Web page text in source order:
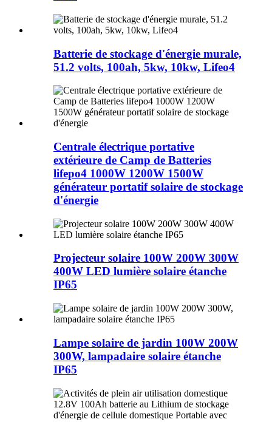
Batterie de stockage d'énergie murale,
51.2 volts, 100ah, 5kw, 10kw, Lifeo4
Centrale électrique portative
extérieure de Camp de Batteries
lifepo4 1000W 1200W 1500W
générateur portatif solaire de stockage
d'énergie
Projecteur solaire 100W 200W 300W
400W LED lumière solaire étanche
IP65
Lampe solaire de jardin 100W 200W
300W, lampadaire solaire étanche
IP65